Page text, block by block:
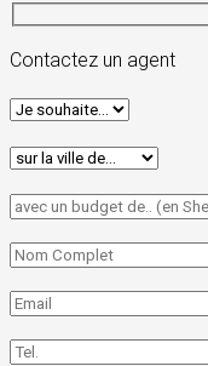
Contactez un agent